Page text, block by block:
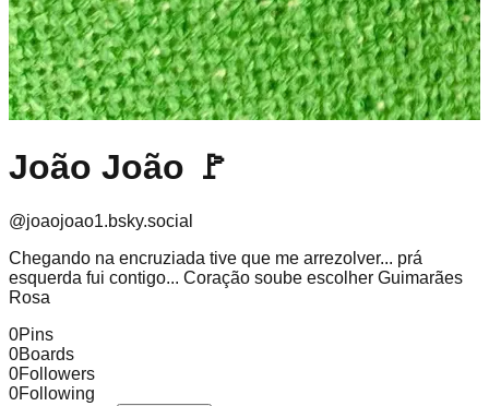
João João 🚩
@joaojoao1.bsky.social
Chegando na encruziada tive que me arrezolver... prá
esquerda fui contigo... Coração soube escolher Guimarães
Rosa
0Pins
0Boards
0Followers
0Following